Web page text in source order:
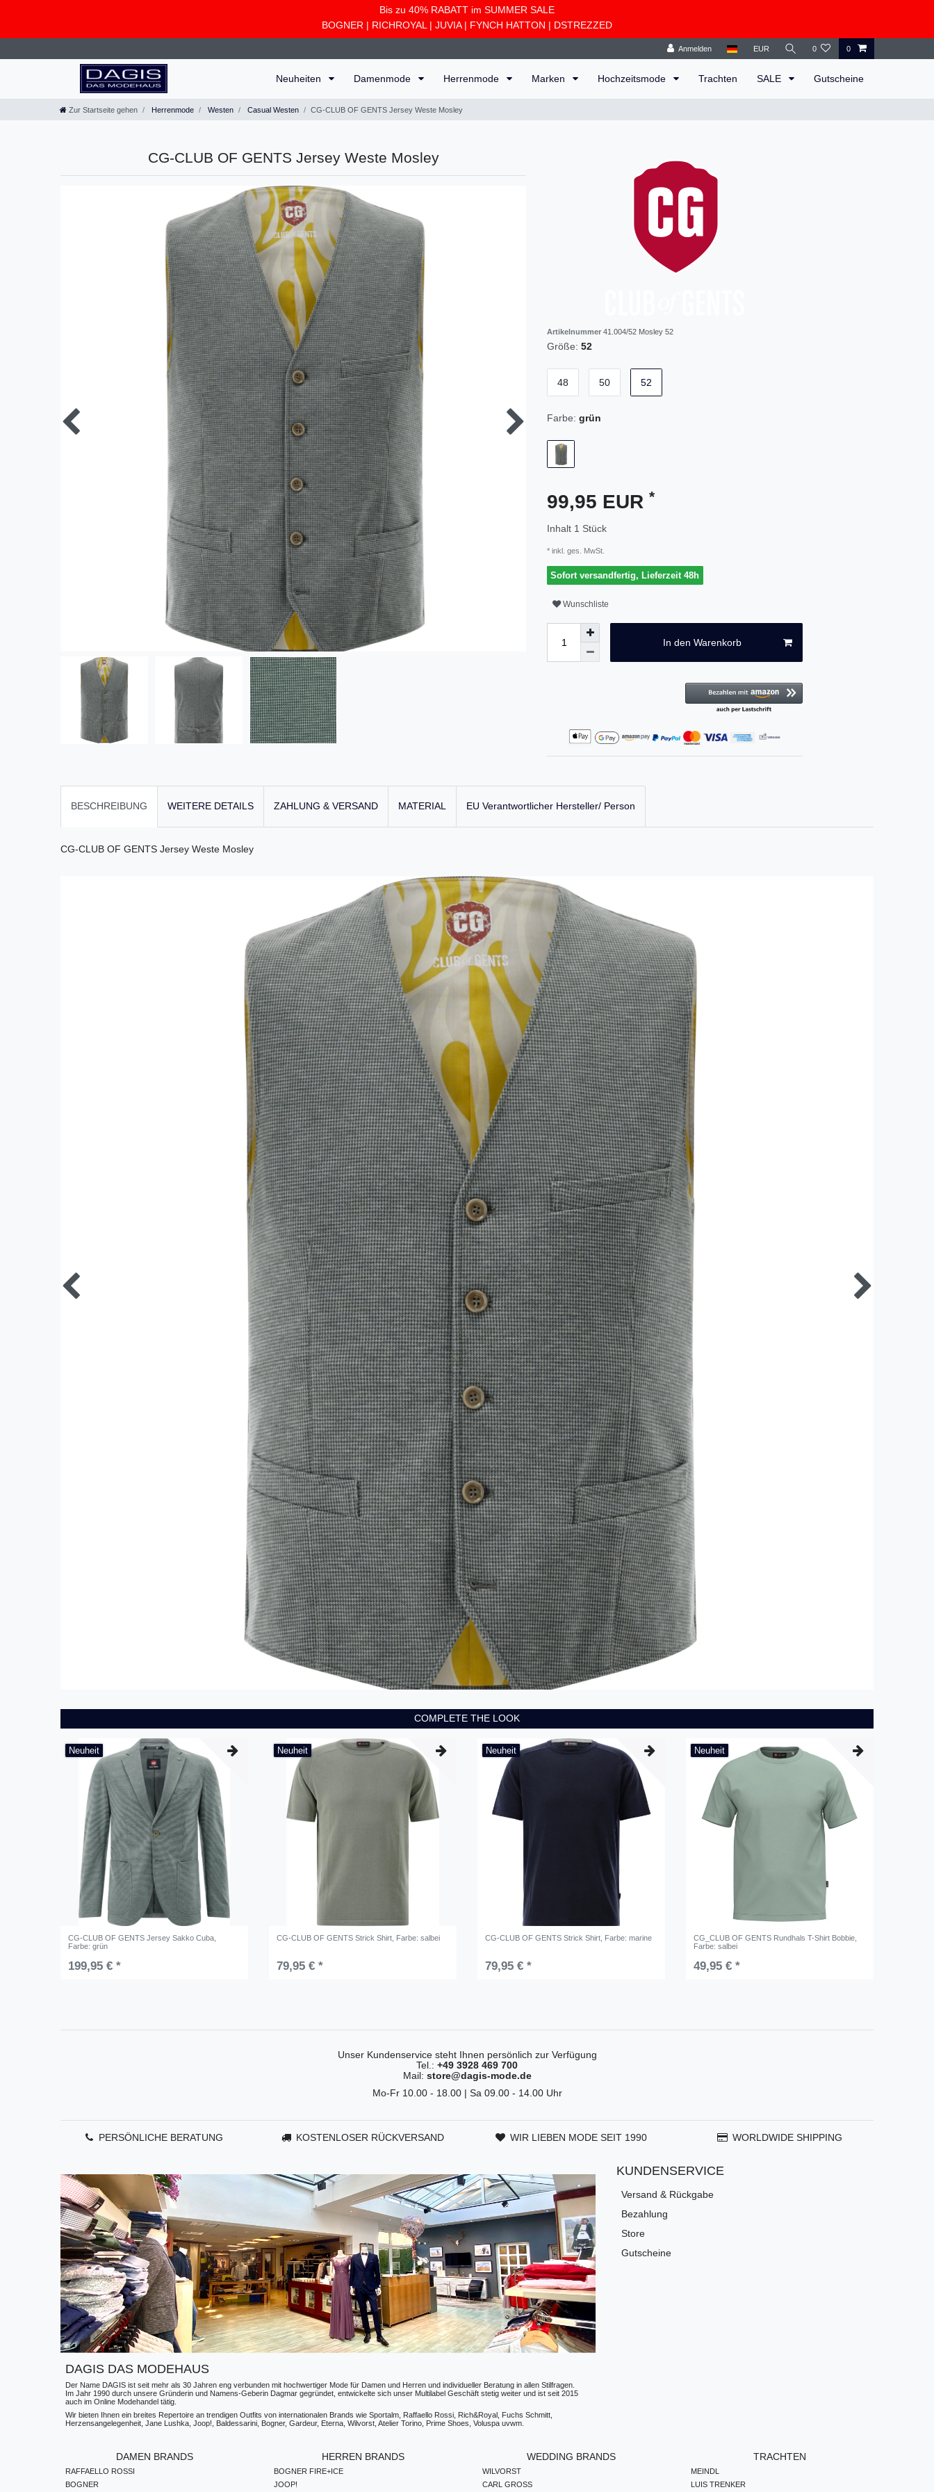
Bis zu 40% RABATT im SUMMER SALE
BOGNER | RICHROYAL | JUVIA| FYNCH HATTON | DSTREZZED
Anmelden EUR 0 0
Neuheiten Damenmode Herrenmode Marken Hochzeitsmode Trachten SALE Gutscheine
Zur Startseite gehen Herrenmode Westen Casual Westen CG-CLUB OF GENTS Jersey Weste Mosley
CG-CLUB OF GENTS Jersey Weste Mosley
Artikelnummer 41.004/52 Mosley 52
Größe: 52
48 50 52
Farbe: grün
99,95 EUR *
Inhalt 1 Stück
* inkl. ges. MwSt.
Sofort versandfertig, Lieferzeit 48h
Wunschliste
In den Warenkorb
BESCHREIBUNG WEITERE DETAILS ZAHLUNG & VERSAND MATERIAL EU Verantwortlicher Hersteller/ Person
CG-CLUB OF GENTS Jersey Weste Mosley
COMPLETE THE LOOK
Neuheit
CG-CLUB OF GENTS Jersey Sakko Cuba
Farbe: grün
199,95 € *
Neuheit
CG-CLUB OF GENTS Strick Shirt , Farbe: salbei
79,95 € *
Neuheit
CG-CLUB OF GENTS Strick Shirt , Farbe: marine
79,95 € *
Neuheit
CG_CLUB OF GENTS Rundhals T-Shirt Bobbie
Farbe: salbei
49,95 € *
Unser Kundenservice steht Ihnen persönlich zur Verfügung
Tel.: +49 3928 469 700
Mail: store@dagis-mode.de
Mo-Fr 10.00 - 18.00 | Sa 09.00 - 14.00 Uhr
PERSÖNLICHE BERATUNG KOSTENLOSER RÜCKVERSAND WIR LIEBEN MODE SEIT 1990 WORLDWIDE SHIPPING
DAGIS DAS MODEHAUS
Der Name DAGIS ist seit mehr als 30 Jahren eng verbunden mit hochwertiger Mode für Damen und Herren und individueller Beratung in allen Stilfragen.
Im Jahr 1990 durch unsere Gründerin und Namens-Geberin Dagmar gegründet, entwickelte sich unser Multilabel Geschäft stetig weiter und ist seit 2015
auch im Online Modehandel tätig.
Wir bieten Ihnen ein breites Repertoire an trendigen Outfits von internationalen Brands wie Sportalm, Raffaello Rossi, Rich&Royal, Fuchs Schmitt,
Herzensangelegenheit, Jane Lushka, Joop!, Baldessarini, Bogner, Gardeur, Eterna, Wilvorst, Atelier Torino, Prime Shoes, Voluspa uvwm.
KUNDENSERVICE
Versand & Rückgabe
Bezahlung
Store
Gutscheine
DAMEN BRANDS
RAFFAELLO ROSSI
BOGNER
HERREN BRANDS
BOGNER FIRE+ICE
JOOP!
WEDDING BRANDS
WILVORST
CARL GROSS
TRACHTEN
MEINDL
LUIS TRENKER